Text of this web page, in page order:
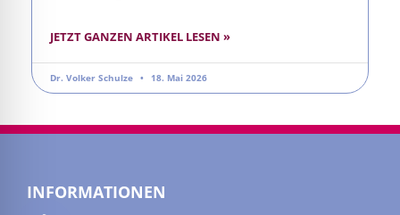
JETZT GANZEN ARTIKEL LESEN »
Dr. Volker Schulze 18. Mai 2026
INFORMATIONEN